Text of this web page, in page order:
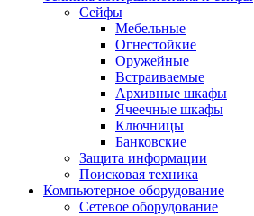
Сейфы
Мебельные
Огнестойкие
Оружейные
Встраиваемые
Архивные шкафы
Ячеечные шкафы
Ключницы
Банковские
Защита информации
Поисковая техника
Компьютерное оборудование
Сетевое оборудование